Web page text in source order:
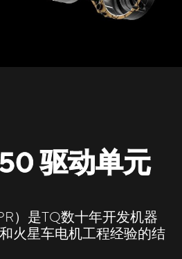
驱动单元
）是TQ数十年开发机器
火星车电机工程经验的结